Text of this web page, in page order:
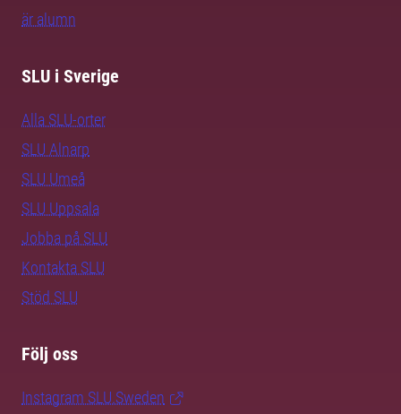
är alumn
SLU i Sverige
Alla SLU-orter
SLU Alnarp
SLU Umeå
SLU Uppsala
Jobba på SLU
Kontakta SLU
Stöd SLU
Följ oss
Instagram SLU.Sweden